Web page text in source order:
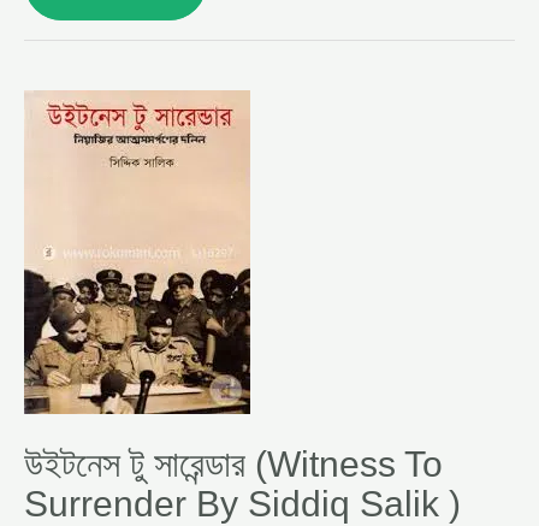
উইটনেস টু সারেন্ডার (Witness To
Surrender By Siddiq Salik )
উইটনেস
টু
সারেন্ডার
(WITNESS
SIDDIQ
SALIK
)